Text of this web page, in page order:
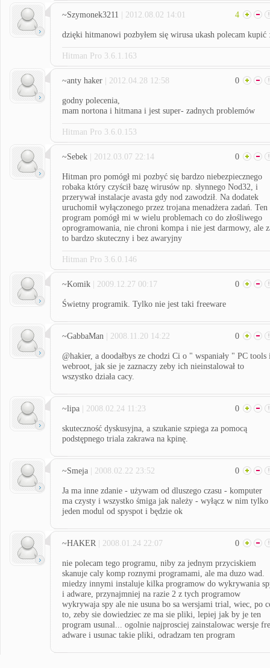
~Szymonek3211 | 2012.08.02 14:01 4
dzięki hitmanowi pozbyłem się wirusa ukash polecam kupić
Hitman Pro 3.6.1.163
~anty haker | 2012.04.28 12:58 0
godny polecenia,
mam nortona i hitmana i jest super- zadnych problemów
Hitman Pro 3.6.0.153
~Sebek | 2012.03.07 22:14 0
Hitman pro pomógł mi pozbyć się bardzo niebezpiecznego
robaka który czyścił bazę wirusów np. słynnego Nod32, i
przerywał instalacje avasta gdy nod zawodził. Na dodatek
uruchomił wyłączonego przez trojana menadżera zadań. Ten
program pomógł mi w wielu problemach co do złośliwego
oprogramowania, nie chroni kompa i nie jest darmowy, ale
to bardzo skuteczny i bez awaryjny
Hitman Pro 3.6.0.146
~Komik | 2009.12.27 00:17 0
Świetny programik. Tylko nie jest taki freeware
~GabbaMan | 2008.11.20 14:22 0
@hakier, a doodałbys ze chodzi Ci o " wspaniały " PC tools
webroot, jak sie je zaznaczy zeby ich nieinstalował to
wszystko działa cacy.
~lipa | 2008.02.24 11:23 0
skuteczność dyskusyjna, a szukanie szpiega za pomocą
podstępnego triala zakrawa na kpinę.
~Smeja | 2008.02.22 23:52 0
Ja ma inne zdanie - używam od dluszego czasu - komputer
ma czysty i wszystko śmiga jak należy - wyłącz w nim tylko
jeden modul od spyspot i będzie ok
~HAKER | 2008.01.24 22:07 0
nie polecam tego programu, niby za jednym przyciskiem
skanuje caly komp roznymi programami, ale ma duzo wad.
miedzy innymi instaluje kilka programow do wykrywania
i adware, przynajmniej na razie 2 z tych programow
wykrywaja spy ale nie usuna bo sa wersjami trial, wiec, po
to, zeby sie dowiedziec ze ma sie pliki, lepiej jak by je ten
program usunal... ogolnie najprosciej zainstalowac wersje
adware i usunac takie pliki, odradzam ten program